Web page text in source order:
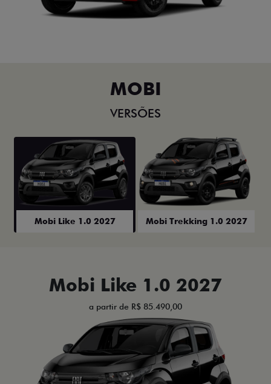
MOBI
VERSÕES
Mobi Like 1.0 2027 Mobi Trekking 1.0 2027
Mobi Like 1.0 2027
a partir de R$ 85.490,00